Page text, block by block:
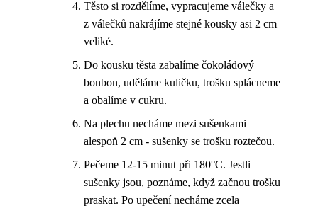
Těsto si rozdělíme, vypracujeme válečky a
z válečků nakrájíme stejné kousky asi 2 cm
veliké.
Do kousku těsta zabalíme čokoládový
bonbon, uděláme kuličku, trošku splácneme
a obalíme v cukru.
Na plechu necháme mezi sušenkami
alespoň 2 cm - sušenky se trošku roztečou.
Pečeme 12-15 minut při 180°C. Jestli
sušenky jsou, poznáme, když začnou trošku
praskat. Po upečení necháme zcela